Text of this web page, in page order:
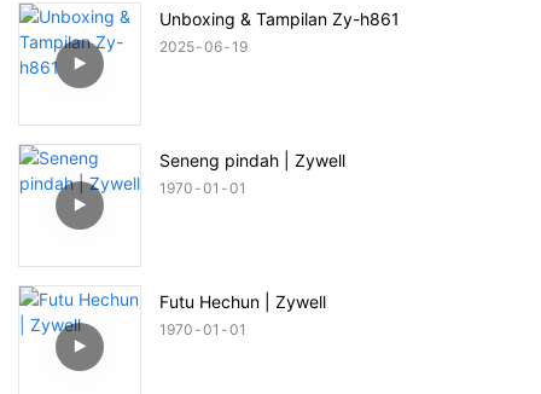
Unboxing & Tampilan Zy-h861
2025 06 19
Seneng pindah | Zywell
1970 01 01
Futu Hechun | Zywell
1970 01 01